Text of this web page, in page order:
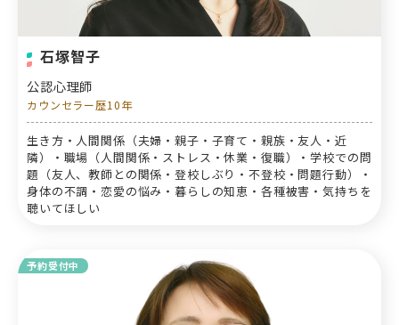
石塚智子
公認心理師
カウンセラー歴10年
生き方・人間関係（夫婦・親子・子育て・親族・友人・近
隣）・職場（人間関係・ストレス・休業・復職）・学校での問
題（友人、教師との関係・登校しぶり・不登校・問題行動）・
身体の不調・恋愛の悩み・暮らしの知恵・各種被害・気持ちを
聴いてほしい
予約受付中